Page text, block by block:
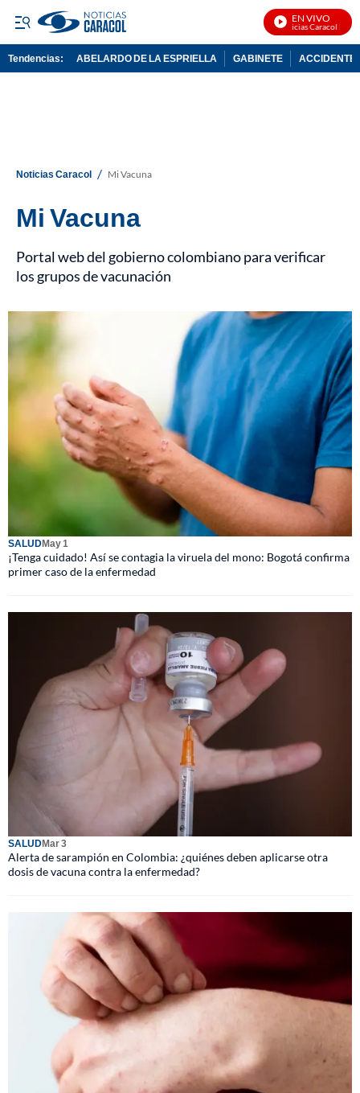
EN VIVO
Noticias Caracol En Vivo
Tendencias: ABELARDO DE LA ESPRIELLA GABINETE ACCIDENTE
Noticias Caracol / Mi Vacuna
Mi Vacuna
Portal web del gobierno colombiano para verificar
los grupos de vacunación
SALUDMay 1
¡Tenga cuidado! Así se contagia la viruela del mono: Bogotá confirma
primer caso de la enfermedad
SALUDMar 3
Alerta de sarampión en Colombia: ¿quiénes deben aplicarse otra
dosis de vacuna contra la enfermedad?